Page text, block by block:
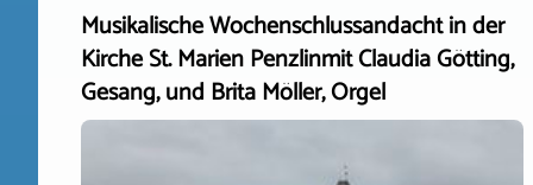
Musikalische Wochenschlussandacht in der
Kirche St. Marien Penzlinmit Claudia Götting,
Gesang, und Brita Möller, Orgel